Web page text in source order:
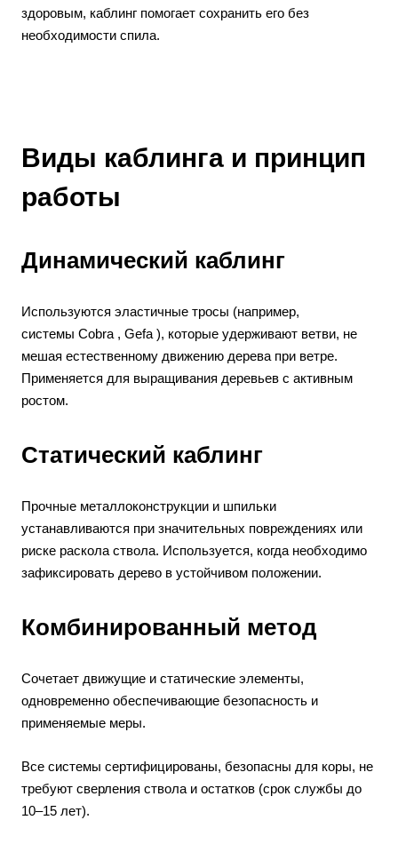
здоровым, каблинг помогает сохранить его без
необходимости спила.
Виды каблинга и принцип
работы
Динамический каблинг
Используются эластичные тросы (например,
системы Cobra , Gefa ), которые удерживают ветви, не
мешая естественному движению дерева при ветре.
Применяется для выращивания деревьев с активным
ростом.
Статический каблинг
Прочные металлоконструкции и шпильки
устанавливаются при значительных повреждениях или
риске раскола ствола. Используется, когда необходимо
зафиксировать дерево в устойчивом положении.
Комбинированный метод
Сочетает движущие и статические элементы,
одновременно обеспечивающие безопасность и
применяемые меры.
Все системы сертифицированы, безопасны для коры, не
требуют сверления ствола и остатков (срок службы до
10–15 лет).